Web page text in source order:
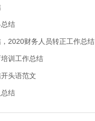
结
2020财务人员转正工作总结
训工作总结
头语范文
结